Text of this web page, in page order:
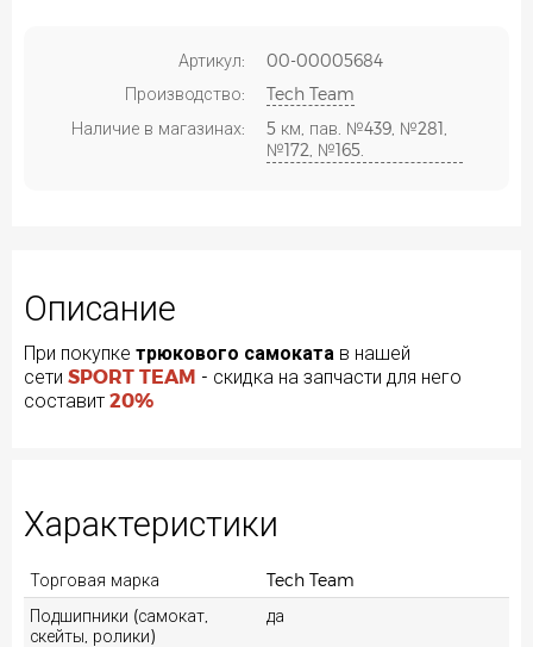
Артикул:
00-00005684
Производство:
Tech Team
Наличие в магазинах:
5 км, пав. №439, №281,
№172, №165.
Описание
При покупке трюкового самоката в нашей
сети SPORT TEAM - скидка на запчасти для него
составит 20%
Характеристики
Торговая марка
Tech Team
Подшипники (самокат,
скейты, ролики)
да